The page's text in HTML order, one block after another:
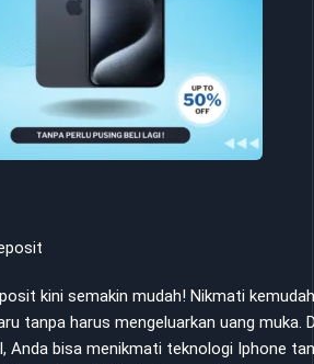
kini semakin mudah! Nikmati
tanpa harus mengeluarkan uang muka.
Anda bisa menikmati teknologi Iphone